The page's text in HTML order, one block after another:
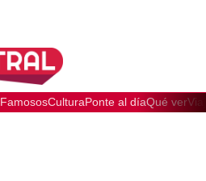
FamososCulturaPonte al díaQué ver